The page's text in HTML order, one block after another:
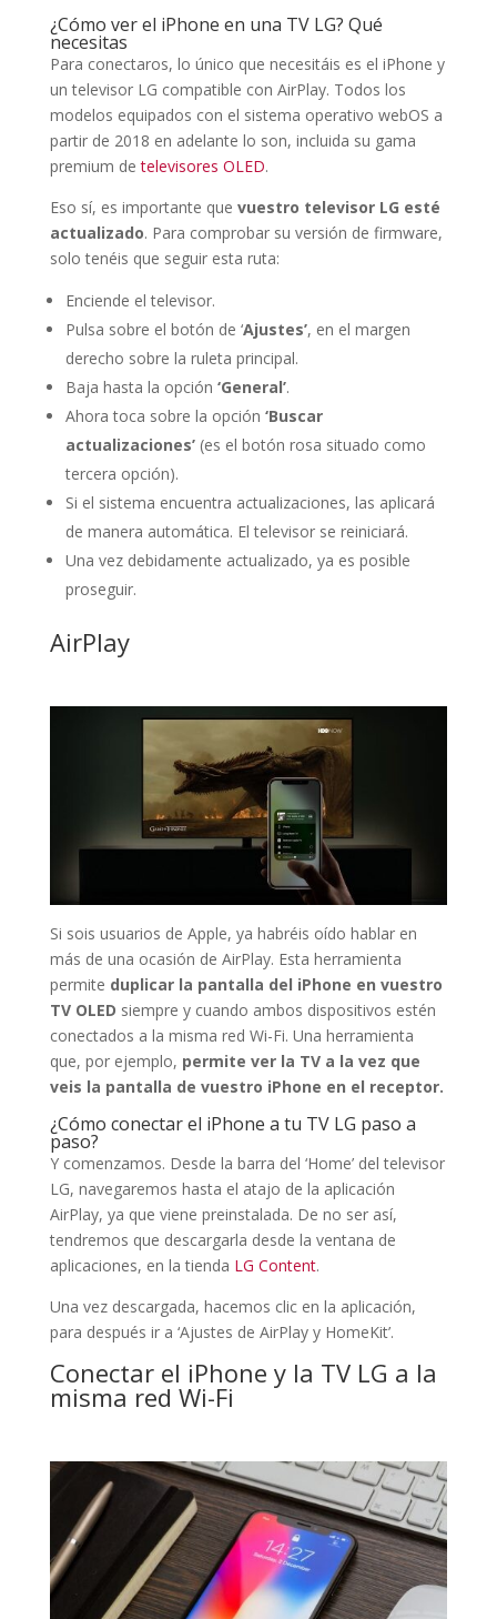
¿Cómo ver el iPhone en una TV LG? Qué
necesitas
Para conectaros, lo único que necesitáis es el iPhone y
un televisor LG compatible con AirPlay. Todos los
modelos equipados con el sistema operativo webOS a
partir de 2018 en adelante lo son, incluida su gama
premium de televisores OLED.
Eso sí, es importante que vuestro televisor LG esté
actualizado. Para comprobar su versión de firmware,
solo tenéis que seguir esta ruta:
Enciende el televisor.
Pulsa sobre el botón de ‘Ajustes’, en el margen
derecho sobre la ruleta principal.
Baja hasta la opción ‘General’.
Ahora toca sobre la opción ‘Buscar
actualizaciones’ (es el botón rosa situado como
tercera opción).
Si el sistema encuentra actualizaciones, las aplicará
de manera automática. El televisor se reiniciará.
Una vez debidamente actualizado, ya es posible
proseguir.
AirPlay
Si sois usuarios de Apple, ya habréis oído hablar en
más de una ocasión de AirPlay. Esta herramienta
permite duplicar la pantalla del iPhone en vuestro
TV OLED siempre y cuando ambos dispositivos estén
conectados a la misma red Wi-Fi. Una herramienta
que, por ejemplo, permite ver la TV a la vez que
veis la pantalla de vuestro iPhone en el receptor.
¿Cómo conectar el iPhone a tu TV LG paso a
paso?
Y comenzamos. Desde la barra del ‘Home’ del televisor
LG, navegaremos hasta el atajo de la aplicación
AirPlay, ya que viene preinstalada. De no ser así,
tendremos que descargarla desde la ventana de
aplicaciones, en la tienda LG Content.
Una vez descargada, hacemos clic en la aplicación,
para después ir a ‘Ajustes de AirPlay y HomeKit’.
Conectar el iPhone y la TV LG a la
misma red Wi-Fi